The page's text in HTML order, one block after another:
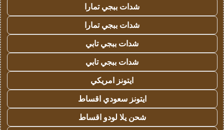
شدات ببجي تمارا
شدات ببجي تمارا
شدات ببجي تابي
شدات ببجي تابي
ايتونز امريكي
ايتونز سعودي اقساط
شحن يلا لودو اقساط